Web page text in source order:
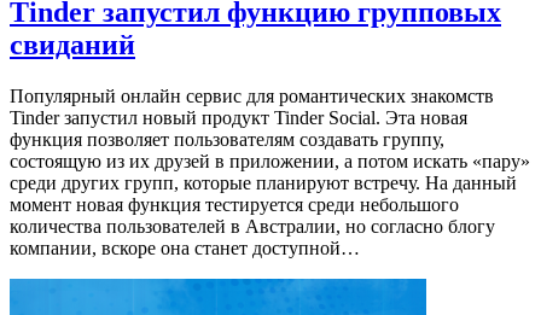
Tinder запустил функцию групповых
свиданий
Популярный онлайн сервис для романтических знакомств
Tinder запустил новый продукт Tinder Social. Эта новая
функция позволяет пользователям создавать группу,
состоящую из их друзей в приложении, а потом искать «пару»
среди других групп, которые планируют встречу. На данный
момент новая функция тестируется среди небольшого
количества пользователей в Австралии, но согласно блогу
компании, вскоре она станет доступной…